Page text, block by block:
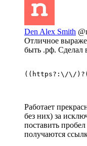
Den Alex Smith
Отличное
быть .рф. Сделал
((https?:\/\/
Работает
без них) за
поставить
получаются